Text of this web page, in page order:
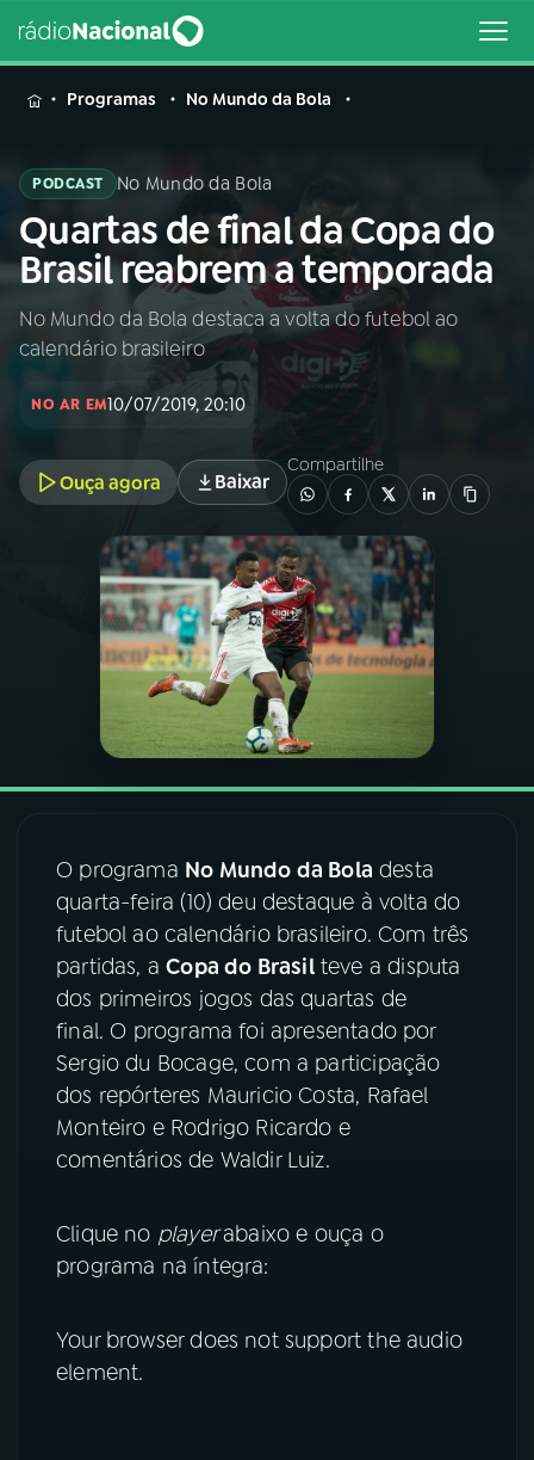
MENU
Buscar
na
Rádio
Nacional
Buscar
AO VIVO
PROGRAMAÇÃO
PROGRAMAS
PODCASTS
07 ÚLTIMAS
FESTIVAL DE MÚSICA
ACOMPANHE A RÁDIO NACIONAL
YouTube Facebook
Instagram X
TikTok
Programas No Mundo da Bola
PODCAST No Mundo da Bola
Quartas de final da Copa do
Brasil reabrem a temporada
No Mundo da Bola destaca a volta do futebol ao
calendário brasileiro
NO AR EM10/07/2019, 20:10
Ouça agora Baixar
Compartilhe
O programa No Mundo da Bola desta
quarta-feira (10) deu destaque à volta do
futebol ao calendário brasileiro. Com três
partidas, aCopa do Brasilteve a disputa
dos primeiros jogos das quartas de
final. O programa foi apresentado por
Sergio du Bocage, com a participação
dos repórteres Mauricio Costa, Rafael
Monteiro e Rodrigo Ricardo e
comentários de Waldir Luiz.
Clique no playerabaixo e ouça o
programa na íntegra:
Your browser does not support the audio
element.